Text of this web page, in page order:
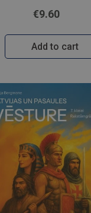
€9.60
Add to cart